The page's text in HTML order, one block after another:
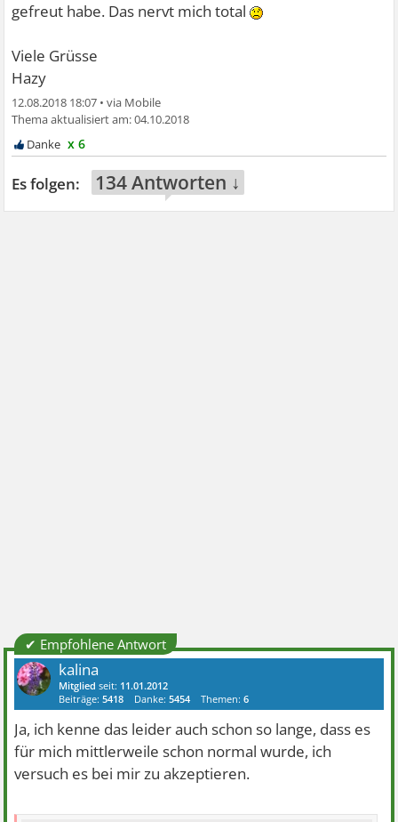
gefreut habe. Das nervt mich total
Viele Grüsse
Hazy
12.08.2018 18:07 •
04.10.2018
x 6
134 Antworten ↓
✔ Empfohlene Antwort
kalina
Mitglied seit: 11.01.2012
Beiträge:5418 Danke:5454 Themen:6
Ja, ich kenne das leider auch schon so lange, dass es
für mich mittlerweile schon normal wurde, ich
versuch es bei mir zu akzeptieren.